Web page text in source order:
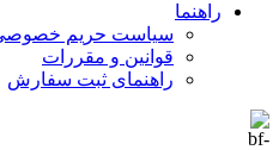
راهنما
سیاست حریم
قوانین و مقررات
راهنمای ثبت سفارش